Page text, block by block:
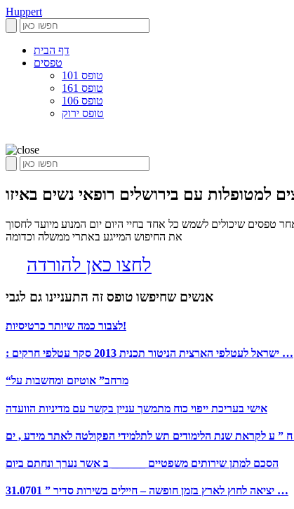
Huppert
דף הבית
טפסים
טופס 101
טופס 161
טופס 106
טופס ירוק
טפסים שיכולים לשמש כל אחד בחיי היום יום המנוע מיועד לחסוך
את החיפוש המייגע באתרי ממשלה וכדומה
לחצו כאן להורדה
אנשים שחיפשו טופס זה התעניינו גם לגבי
לצבור כמה שיותר כרטיסיות!
: ישראל לעטלפי הארצית הניטור תכנית 2013 סקר עטלפי חרקים …
“מרחב” אוטיזם ומחשבות על
אישי בעריכת ייפוי כוח מתמשך עניין בקשר עם מדיניות הוועדה
הסכם למתן שירותים משפטיים ______ ב אשר נערך ונחתם ביום
31.0701 ” יציאה לחוץ לארץ בזמן חופשה – חיילים בשירות סדיר …